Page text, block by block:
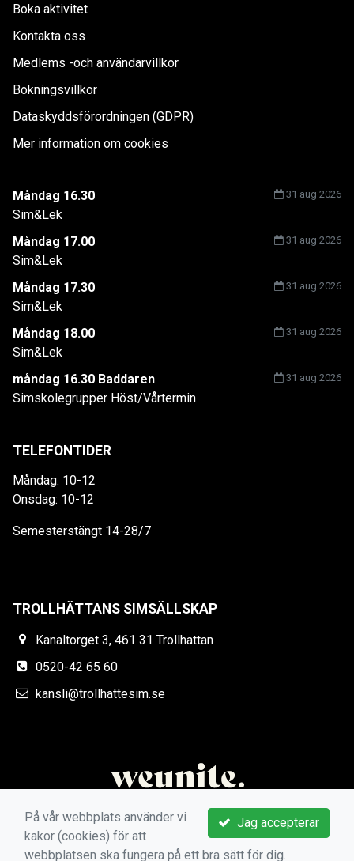
Boka aktivitet
Kontakta oss
Medlems -och användarvillkor
Bokningsvillkor
Dataskyddsförordningen (GDPR)
Mer information om cookies
Måndag 16.30 31 aug 2026
Sim&Lek
Måndag 17.00
31 aug 2026
Sim&Lek
Måndag 17.30
31 aug 2026
Sim&Lek
Måndag 18.00
31 aug 2026
Sim&Lek
måndag 16.30 Baddaren
31 aug 2026
Simskolegrupper Höst/Vårtermin
TELEFONTIDER
Måndag: 10-12
Onsdag: 10-12
Semesterstängt 14-28/7
TROLLHÄTTANS SIMSÄLLSKAP
Kanaltorget 3, 461 31 Trollhattan
0520-42 65 60
kansli@trollhattesim.se
Jag accepterar
På vår webbplats använder vi
kakor (cookies) för att
webbplatsen ska fungera på ett bra sätt för dig.